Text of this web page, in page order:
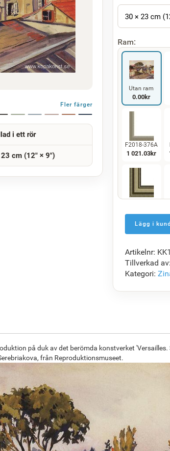
Fler färger
i ett rör
cm (12" × 9")
30 × 23 cm
Ram:
Utan ram
0.00kr
F2018-376A
1 021.03kr
F5429-258
1 423.44kr
Artikelnr:
Tillverkad av:
Kategori:
på duk av det berömda konstverket 'Versailles.
från Reproduktionsmuseet.